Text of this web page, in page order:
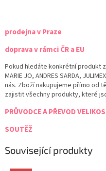
prodejna v Praze
doprava v rámci ČR a EU
Pokud hledáte konkrétní produkt
MARIE JO, ANDRES SARDA,
nás. Zboží nakupujeme přímo od
zajistit všechny produkty, které
PRŮVODCE A PŘEVOD
SOUTĚŽ
Související produkty